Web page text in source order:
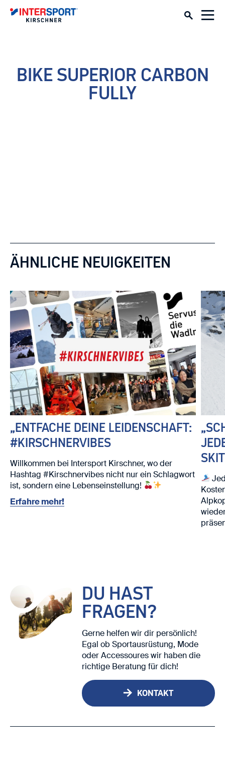
BIKE SUPERIOR CARBON
FULLY
ÄHNLICHE NEUIGKEITEN
„ENTFACHE DEINE LEIDENSCHAFT:
#KIRSCHNERVIBES
Willkommen bei Intersport Kirschner, wo der
Hashtag #Kirschnervibes nicht nur ein Schlagwort
ist, sondern eine Lebenseinstellung!
Erfahre mehr!
DU HAST
FRAGEN?
Gerne helfen wir dir persönlich!
Egal ob Sportausrüstung, Mode
oder Accessoures wir haben die
richtige Beratung für dich!
KONTAKT